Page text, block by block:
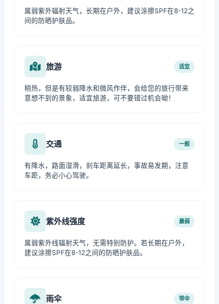
属弱紫外辐射天气，长期在户外，建议涂擦SPF在8-12之
间的防晒护肤品。
旅游 适宜
稍热，但是有较弱降水和微风作伴，会给您的旅行带来
意想不到的景象，适宜旅游，可不要错过机会呦！
交通 一般
有降水，路面湿滑，刹车距离延长，事故易发期，注意
车距，务必小心驾驶。
紫外线强度 最弱
属弱紫外线辐射天气，无需特别防护。若长期在户外，
建议涂擦SPF在8-12之间的防晒护肤品。
雨伞 带伞